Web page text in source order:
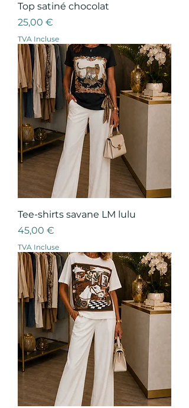
Top satiné chocolat
Prix
25,00 €
TVA Incluse
Tee-shirts savane LM lulu
Prix
45,00 €
TVA Incluse